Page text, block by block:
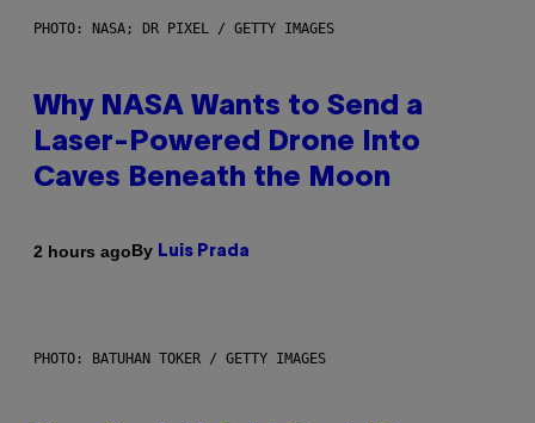
PHOTO: NASA; DR PIXEL / GETTY IMAGES
Why NASA Wants to Send a
Laser-Powered Drone Into
Caves Beneath the Moon
2 hours agoBy Luis Prada
PHOTO: BATUHAN TOKER / GETTY IMAGES